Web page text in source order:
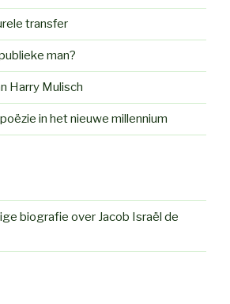
transfer
man?
Harry Mulisch
in het nieuwe millennium
biografie over Jacob Israël de